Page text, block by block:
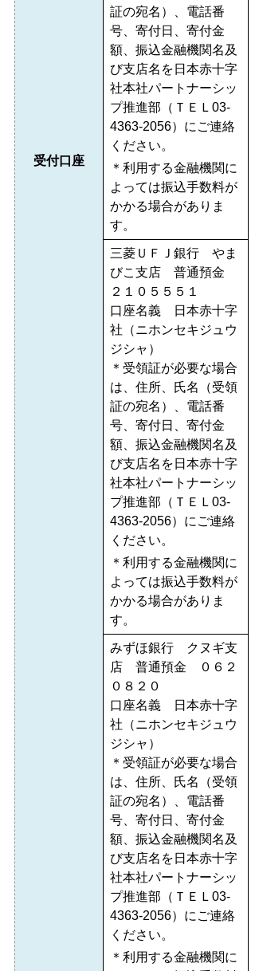
受付口座
証の宛名）、電話番
号、寄付日、寄付金
額、振込金融機関名及
び支店名を日本赤十字
社本社パートナーシッ
プ推進部（ＴＥＬ03-
4363-2056）にご連絡
ください。
＊利用する金融機関に
よっては振込手数料が
かかる場合がありま
す。
三菱ＵＦＪ銀行 やま
びこ支店 普通預金
２１０５５５１
口座名義 日本赤十字
社（ニホンセキジュウ
ジシャ）
＊受領証が必要な場合
は、住所、氏名（受領
証の宛名）、電話番
号、寄付日、寄付金
額、振込金融機関名及
び支店名を日本赤十字
社本社パートナーシッ
プ推進部（ＴＥＬ03-
4363-2056）にご連絡
ください。
＊利用する金融機関に
よっては振込手数料が
かかる場合がありま
す。
みずほ銀行 クヌギ支
店 普通預金 ０６２
０８２０
口座名義 日本赤十字
社（ニホンセキジュウ
ジシャ）
＊受領証が必要な場合
は、住所、氏名（受領
証の宛名）、電話番
号、寄付日、寄付金
額、振込金融機関名及
び支店名を日本赤十字
社本社パートナーシッ
プ推進部（ＴＥＬ03-
4363-2056）にご連絡
ください。
＊利用する金融機関に